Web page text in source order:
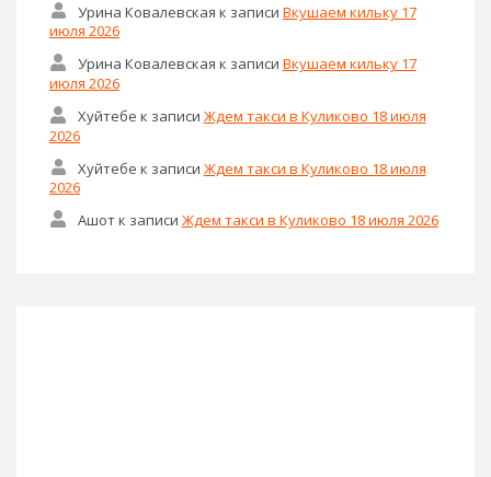
Урина Ковалевская к записи Вкушаем кильку 17
июля 2026
Урина Ковалевская к записи Вкушаем кильку 17
июля 2026
Хуйтебе к записи Ждем такси в Куликово 18 июля
2026
Хуйтебе к записи Ждем такси в Куликово 18 июля
2026
Ашотк записи Ждем такси в Куликово 18 июля 2026